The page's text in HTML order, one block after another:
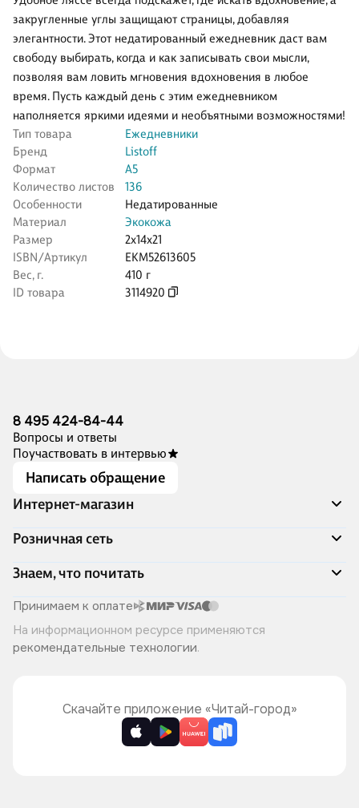
закругленные углы защищают страницы, добавляя
элегантности. Этот недатированный ежедневник даст вам
свободу выбирать, когда и как записывать свои мысли,
позволяя вам ловить мгновения вдохновения в любое
время. Пусть каждый день с этим ежедневником
наполняется яркими идеями и необъятными возможностями!
Тип товара
Ежедневники
Бренд
Listoff
Формат
А5
Количество листов
136
Особенности
Недатированные
Материал
Экокожа
Размер
2x14x21
ISBN/Артикул
ЕКМ52613605
Вес, г.
410 г
ID товара
3114920
8 495 424-84-44
Вопросы и ответы
Поучаствовать в интервью
Написать обращение
Интернет-магазин
Акции
Доставка и оплата
Программа лояльности
Подарочные сертификаты
Правила продажи
Политика конфиденциальности
Розничная сеть
Адреса магазинов
Книжный Дозор
О компании
Читай-город для бизнеса
Хотите у нас работать?
Знаем, что почитать
Скоро в продаже
Лучшие из лучших
Читай-журнал
Принимаем к оплате
На информационном ресурсе применяются
рекомендательные технологии.
Скачайте приложение «Читай-город»